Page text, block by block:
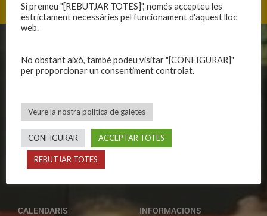
Història
Avís legal
Política de privadesa
Política de galetes
Privadesa a les xarxes
Primer equip masculí
Equips femenins
C.E. El Vilar
CALENDARIS INFORMACIONS
Si premeu "[REBUTJAR TOTES]", només accepteu les
estrictament necessàries pel funcionament d'aquest lloc
web.
No obstant això, també podeu visitar "[CONFIGURAR]"
per proporcionar un consentiment controlat.
Veure la nostra política de galetes
CONFIGURAR ACCEPTAR TOTES
REBUTJAR TOTES